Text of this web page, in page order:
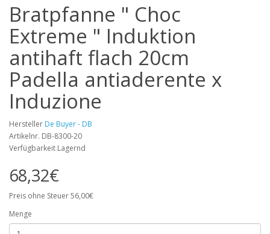
Bratpfanne " Choc
Extreme " Induktion
antihaft flach 20cm
Padella antiaderente x
Induzione
Hersteller De Buyer - DB
Artikelnr. DB-8300-20
Verfügbarkeit Lagernd
68,32€
Preis ohne Steuer 56,00€
Menge